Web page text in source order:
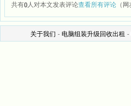
共有0 人对本文发表评论查看所有评论 （
关于我们 - 电脑组装升级回收出租 -